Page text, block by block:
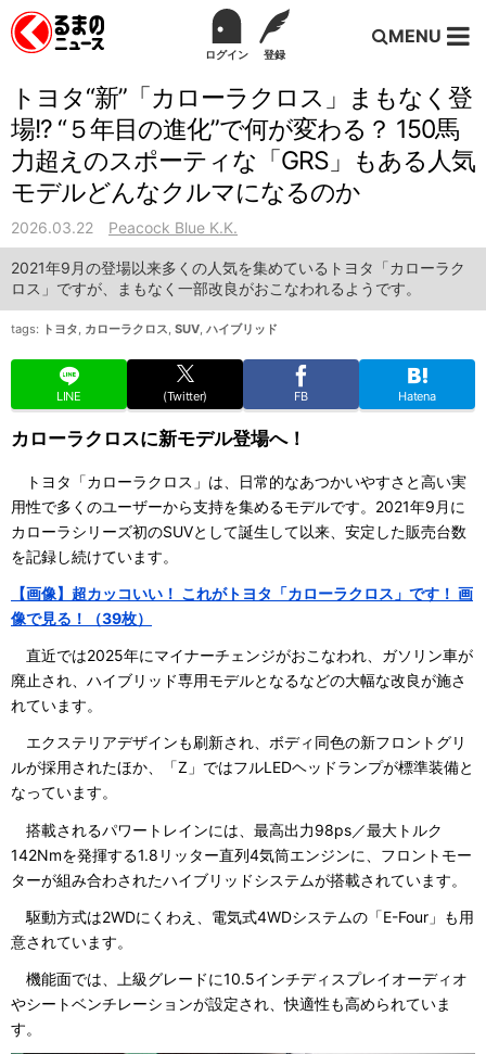
ログイン 登録
MENU
トヨタ“新”「カローラクロス」まもなく登
場!? “５年目の進化”で何が変わる？ 150馬
力超えのスポーティな「GRS」もある人気
モデルどんなクルマになるのか
2026.03.22 Peacock Blue K.K.
2021年9月の登場以来多くの人気を集めているトヨタ「カローラク
ロス」ですが、まもなく一部改良がおこなわれるようです。
tags: トヨタ, カローラクロス, SUV, ハイブリッド
LINE (Twitter) FB Hatena
カローラクロスに新モデル登場へ！
トヨタ「カローラクロス」は、日常的なあつかいやすさと高い実
用性で多くのユーザーから支持を集めるモデルです。2021年9月に
カローラシリーズ初のSUVとして誕生して以来、安定した販売台数
を記録し続けています。
【画像】超カッコいい！ これがトヨタ「カローラクロス」です！ 画
像で見る！（39枚）
直近では2025年にマイナーチェンジがおこなわれ、ガソリン車が
廃止され、ハイブリッド専用モデルとなるなどの大幅な改良が施さ
れています。
エクステリアデザインも刷新され、ボディ同色の新フロントグリ
ルが採用されたほか、「Z」ではフルLEDヘッドランプが標準装備と
なっています。
搭載されるパワートレインには、最高出力98ps／最大トルク
142Nmを発揮する1.8リッター直列4気筒エンジンに、フロントモー
ターが組み合わされたハイブリッドシステムが搭載されています。
駆動方式は2WDにくわえ、電気式4WDシステムの「E-Four」も用
意されています。
機能面では、上級グレードに10.5インチディスプレイオーディオ
やシートベンチレーションが設定され、快適性も高められていま
す。